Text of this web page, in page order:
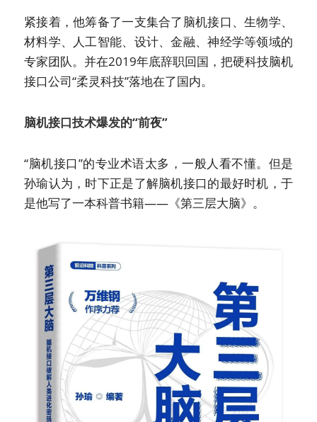
紧接着，他筹备了一支集合了脑机接口、生物学、
材料学、人工智能、设计、金融、神经学等领域的
专家团队。并在2019年底辞职回国，把硬科技脑机
接口公司“柔灵科技”落地在了国内。
脑机接口技术爆发的“前夜”
“脑机接口”的专业术语太多，一般人看不懂。但是
孙瑜认为，时下正是了解脑机接口的最好时机，于
是他写了一本科普书籍——《第三层大脑》。